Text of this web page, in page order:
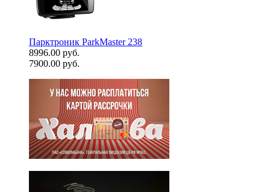
Парктроник ParkMaster 238
8996.00 руб.
7900.00 руб.